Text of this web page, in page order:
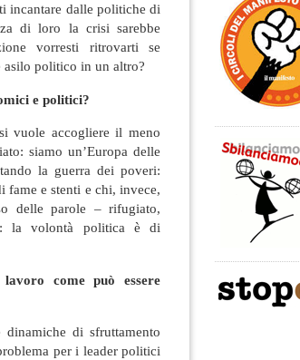
incantare dalle politiche di
di loro la crisi sarebbe
vorresti ritrovarti se
asilo politico in un altro?
e politici?
vuole accogliere il meno
siamo un’Europa delle
la guerra dei poveri:
fame e stenti e chi, invece,
delle parole – rifugiato,
la volontà politica è di
come può essere
di sfruttamento
per i leader politici